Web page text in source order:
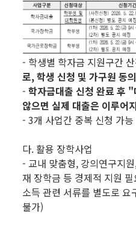
- 학생별 학자금 지원구간
로,학생 신청 및 가구원 동
-학자금대출 신청 완료 후
않으면 실제 대출은 이루어
- 3개 사업간 중복 신청 가능
다. 활용 장학사업
- 교내 맞춤형, 강의연구지
재 장학금 등 경제적 지원
소득 관련 서류를 별도로 요
불가)